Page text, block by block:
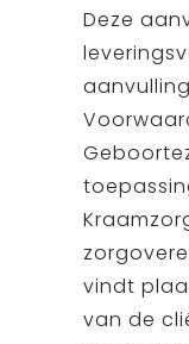
Deze
vindt
van de